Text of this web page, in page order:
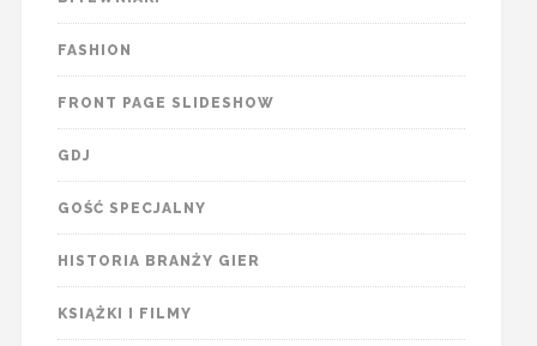
FASHION
FRONT PAGE SLIDESHOW
GDJ
GOŚĆ SPECJALNY
HISTORIA BRANŻY GIER
KSIĄŻKI I FILMY